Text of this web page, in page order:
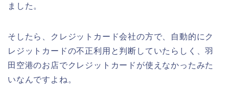
ました。
そしたら、クレジットカード会社の方で、自動的にク
レジットカードの不正利用と判断していたらしく、羽
田空港のお店でクレジットカードが使えなかったみた
いなんですよね。